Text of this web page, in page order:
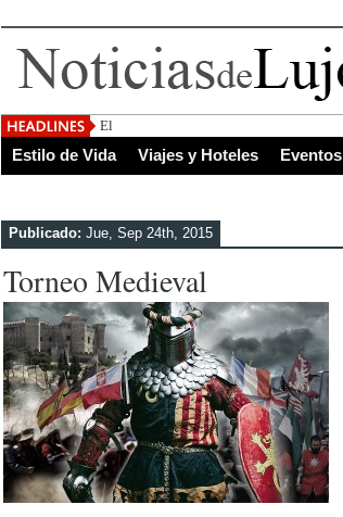
El Salvador, uno de los de
Estilo de Vida Viajes y Hoteles Eventos
Publicado: Jue, Sep 24th, 2015
Torneo Medieval